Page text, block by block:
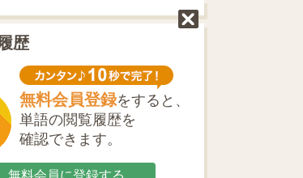
歴
無料会員登録をすると、
単語の閲覧履歴を
確認できます。
無料会員に登録する